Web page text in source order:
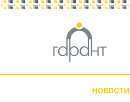
НОВОСТИ